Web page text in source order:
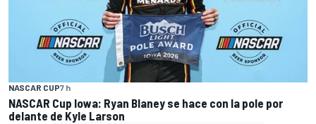
NASCAR CUP7 h
NASCAR Cup Iowa: Ryan Blaney se hace con la pole por
delante de Kyle Larson